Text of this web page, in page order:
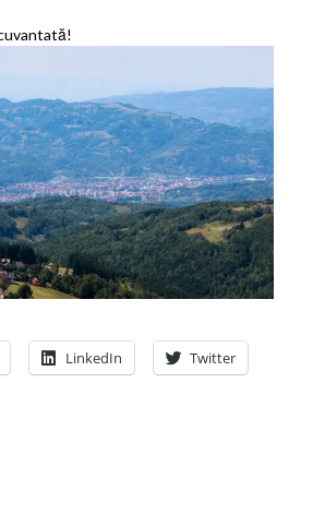
LinkedIn Twitter